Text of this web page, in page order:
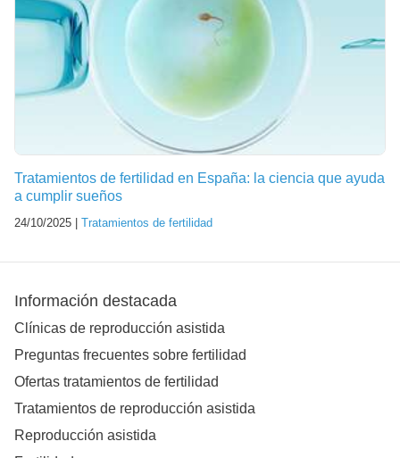
Tratamientos de fertilidad en España: la ciencia que ayuda
a cumplir sueños
24/10/2025 | Tratamientos de fertilidad
Información destacada
Clínicas de reproducción asistida
Preguntas frecuentes sobre fertilidad
Ofertas tratamientos de fertilidad
Tratamientos de reproducción asistida
Reproducción asistida